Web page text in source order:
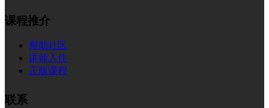
课程推介
帮助社区
讲师入住
正版课程
联系